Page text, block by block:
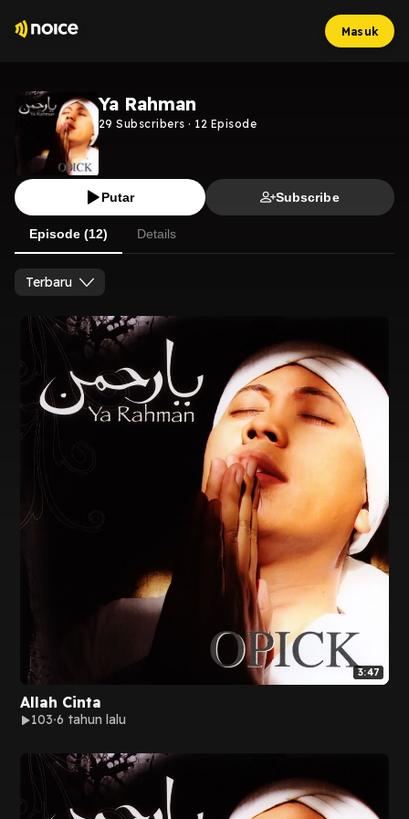
Masuk
Ya Rahman
29 Subscribers · 12 Episode
Putar Subscribe
Episode (12) Details
Terbaru
3:47
Allah Cinta
103 6 tahun lalu